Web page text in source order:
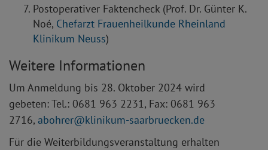
Postoperativer Faktencheck (Prof. Dr. Günter K.
Noé, Chefarzt Frauenheilkunde Rheinland
Klinikum Neuss)
Weitere Informationen
Um Anmeldung bis 28. Oktober 2024 wird
gebeten: Tel.: 0681 963 2231, Fax: 0681 963
2716, abohrer
klinikum-saarbruecken.de
Für die Weiterbildungsveranstaltung erhalten